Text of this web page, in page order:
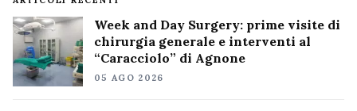
Week and Day Surgery: prime visite di
chirurgia generale e interventi al
“Caracciolo” di Agnone
05 AGO 2026